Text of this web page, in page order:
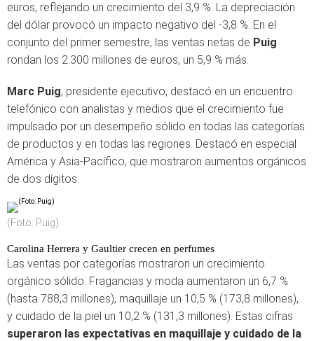
euros, reflejando un crecimiento del 3,9 %. La depreciación
del dólar provocó un impacto negativo del -3,8 %. En el
conjunto del primer semestre, las ventas netas de Puig
rondan los 2.300 millones de euros, un 5,9 % más.
Marc Puig, presidente ejecutivo, destacó en un encuentro
telefónico con analistas y medios que el crecimiento fue
impulsado por un desempeño sólido en todas las categorías
de productos y en todas las regiones. Destacó en especial
América y Asia-Pacífico, que mostraron aumentos orgánicos
de dos dígitos.
(Foto: Puig)
Carolina Herrera y Gaultier crecen en perfumes
Las ventas por categorías mostraron un crecimiento
orgánico sólido. Fragancias y moda aumentaron un 6,7 %
(hasta 788,3 millones), maquillaje un 10,5 % (173,8 millones),
y cuidado de la piel un 10,2 % (131,3 millones). Estas cifras
superaron las expectativas en maquillaje y cuidado de la